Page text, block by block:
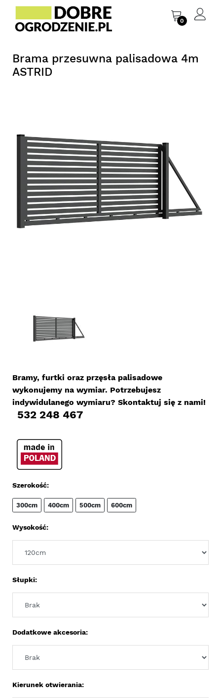
0
Brama przesuwna palisadowa 4m
ASTRID
Bramy, furtki oraz przęsła palisadowe
wykonujemy na wymiar. Potrzebujesz
indywidulanego wymiaru? Skontaktuj się z nami!
532 248 467
Szerokość:
300cm 400cm 500cm 600cm
Wysokość:
Słupki:
Dodatkowe akcesoria:
Kierunek otwierania: